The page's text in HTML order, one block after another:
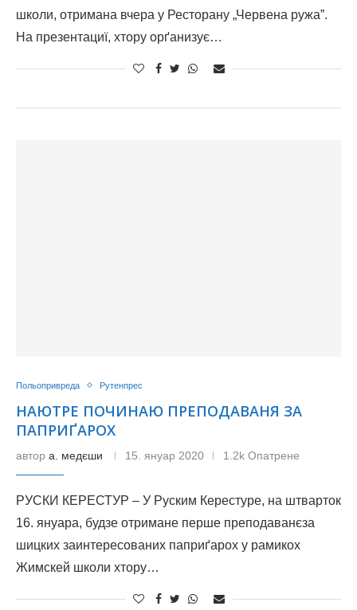
школи, отримана вчера у Ресторану „Червена ружаˮ.
На презентациї, хтору орґанизує…
Польопривреда Рутенпрес
НАЮТРЕ ПОЧИНАЮ ПРЕПОДАВАНЯ ЗА
ПАПРИҐАРОХ
автор а. медєши 15. януар 2020 1.2k Опатрене
РУСКИ КЕРЕСТУР – У Руским Керестуре, на штварток
16. януара, будзе отримане перше преподаванєза
шицких заинтересованих паприґарох у рамикох
Жимскей школи хтору…